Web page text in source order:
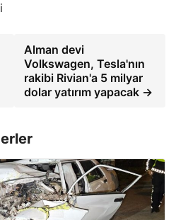
Alman devi
Volkswagen, Tesla'nın
rakibi Rivian'a 5 milyar
dolar yatırım yapacak →